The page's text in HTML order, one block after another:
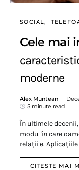
SOCIAL
Cele mai
moderne
Alex Muntean
5 minute read
În ultimele
modul în care
relațiile. Aplicațiile
CITESTE MAI